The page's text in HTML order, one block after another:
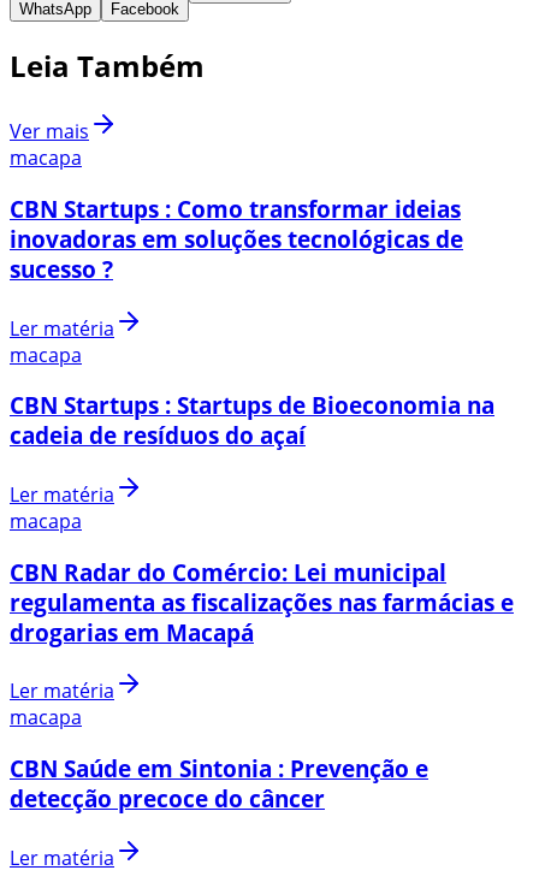
WhatsApp Facebook
Leia Também
Ver mais
macapa
CBN Startups : Como transformar ideias
inovadoras em soluções tecnológicas de
sucesso ?
Ler matéria
macapa
CBN Startups : Startups de Bioeconomia na
cadeia de resíduos do açaí
Ler matéria
macapa
CBN Radar do Comércio: Lei municipal
regulamenta as fiscalizações nas farmácias e
drogarias em Macapá
Ler matéria
macapa
CBN Saúde em Sintonia : Prevenção e
detecção precoce do câncer
Ler matéria